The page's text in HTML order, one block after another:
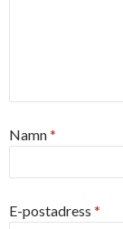
Namn*
E-postadress *